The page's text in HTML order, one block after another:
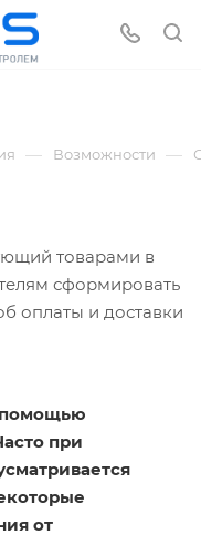
— Возможности —
товарами в
сформировать
оплаты и доставки
помощью
при
от